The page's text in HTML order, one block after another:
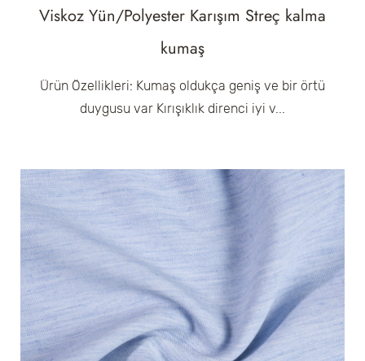
Viskoz Yün/Polyester Karışım Streç kalma
kumaş
Ürün Özellikleri: Kumaş oldukça geniş ve bir örtü
duygusu var Kırışıklık direnci iyi v...